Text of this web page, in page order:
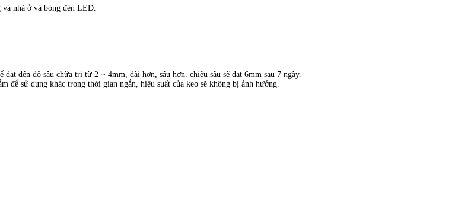
nhà ở và bóng đèn LED.
đến độ sâu chữa trị từ 2 ~ 4mm, dài hơn, sâu hơn. chiều sâu sẽ đạt 6mm sau 7 ngày.
sử dụng khác trong thời gian ngắn, hiệu suất của keo sẽ không bị ảnh hưởng.